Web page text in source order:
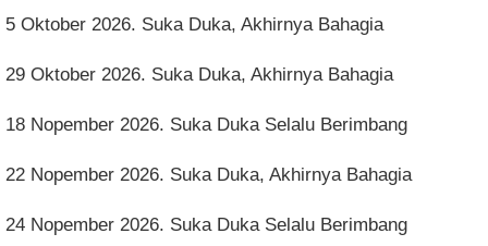
5 Oktober 2026. Suka Duka, Akhirnya Bahagia
29 Oktober 2026. Suka Duka, Akhirnya Bahagia
18 Nopember 2026. Suka Duka Selalu Berimbang
22 Nopember 2026. Suka Duka, Akhirnya Bahagia
24 Nopember 2026. Suka Duka Selalu Berimbang